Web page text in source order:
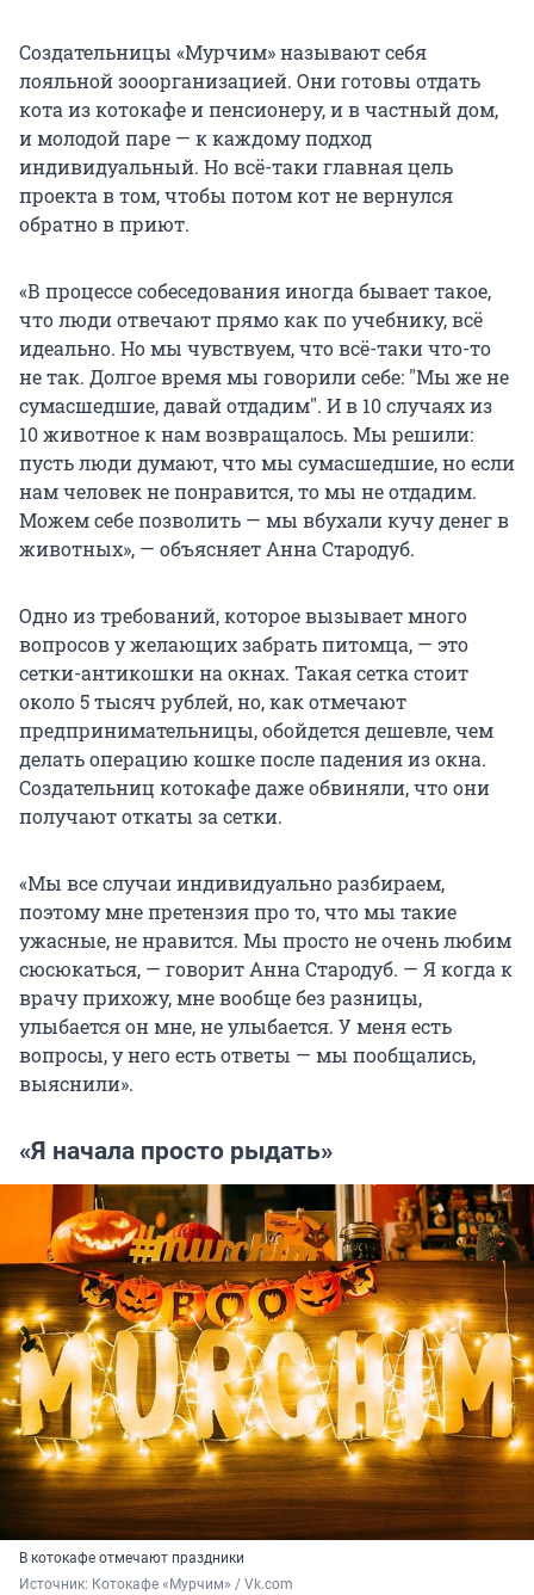
Создательницы «Мурчим» называют себя
лояльной зооорганизацией. Они готовы отдать
кота из котокафе и пенсионеру, и в частный дом,
и молодой паре — к каждому подход
индивидуальный. Но всё-таки главная цель
проекта в том, чтобы потом кот не вернулся
обратно в приют.
«В процессе собеседования иногда бывает такое,
что люди отвечают прямо как по учебнику, всё
идеально. Но мы чувствуем, что всё-таки что-то
не так. Долгое время мы говорили себе: "Мы же не
сумасшедшие, давай отдадим". И в 10 случаях из
10 животное к нам возвращалось. Мы решили:
пусть люди думают, что мы сумасшедшие, но если
нам человек не понравится, то мы не отдадим.
Можем себе позволить — мы вбухали кучу денег в
животных», — объясняет Анна Стародуб.
Одно из требований, которое вызывает много
вопросов у желающих забрать питомца, — это
сетки-антикошки на окнах. Такая сетка стоит
около 5 тысяч рублей, но, как отмечают
предпринимательницы, обойдется дешевле, чем
делать операцию кошке после падения из окна.
Создательниц котокафе даже обвиняли, что они
получают откаты за сетки.
«Мы все случаи индивидуально разбираем,
поэтому мне претензия про то, что мы такие
ужасные, не нравится. Мы просто не очень любим
сюсюкаться, — говорит Анна Стародуб. — Я когда к
врачу прихожу, мне вообще без разницы,
улыбается он мне, не улыбается. У меня есть
вопросы, у него есть ответы — мы пообщались,
выяснили».
«Я начала просто рыдать»
В котокафе отмечают праздники
Источник: Котокафе «Мурчим» / Vk.com